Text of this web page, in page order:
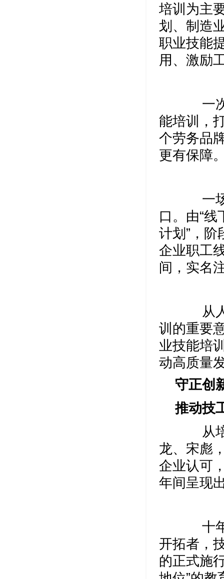
培训为主
划、制造
职业技能
用、激励
一次
能培训，
个劳务品
更有保障
一场
口。由“线
计划”，阶
企业职工
间，实名
从人
训的重要
业技能培
动高质量
守正创
推动技
从培
龙、宋彪
企业认可
年间呈现
十年
开拓者，
的正式施